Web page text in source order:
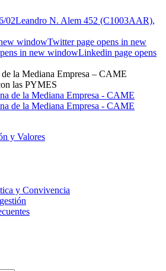
02Leandro N. Alem 452 (C1003AAR),
windowTwitter page opens in new
in new windowLinkedin page opens
la Mediana Empresa – CAME
las PYMES
y Valores
y Convivencia